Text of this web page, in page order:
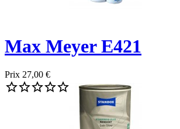
Max Meyer E421
Prix 27,00 €
